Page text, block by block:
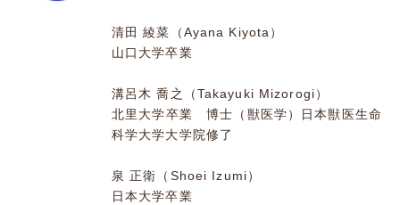
清田 綾菜（Ayana Kiyota）
山口大学卒業
溝呂木 喬之（Takayuki Mizorogi）
北里大学卒業 博士（獣医学）日本獣医生命
科学大学大学院修了
泉 正衛（Shoei Izumi）
日本大学卒業